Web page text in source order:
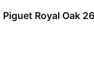
Royal Oak